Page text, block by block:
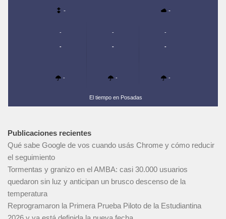
- -
-
-
-
-
-
-
-
-
-
El tiempo en Posadas
Publicaciones recientes
Qué sabe Google de vos cuando usás Chrome y cómo reducir
el seguimiento
Tormentas y granizo en el AMBA: casi 30.000 usuarios
quedaron sin luz y anticipan un brusco descenso de la
temperatura
Reprogramaron la Primera Prueba Piloto de la Estudiantina